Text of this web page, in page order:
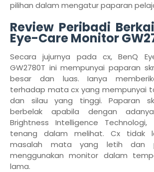
pilihan dalam mengatur paparan
Review Peribadi
Eye-Care Monitor
Secara jujurnya pada cx, BenQ
GW2780T ini mempunyai paparan
besar dan luas. Ianya
terhadap mata cx yang mempunyai
dan silau yang tinggi. Paparan
berbelak apabila dengan
Brightness Intelligence
tenang dalam melihat. Cx tidak
masalah mata yang letih dan
menggunakan monitor dalam
lama.